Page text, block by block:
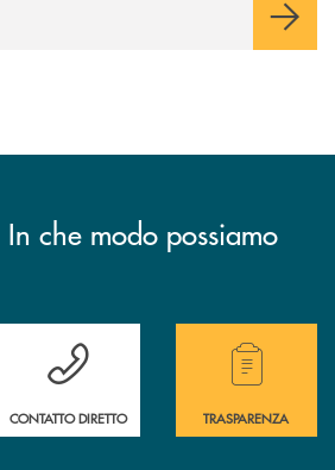
In che modo possiamo
di indirizzo, telefono e mail delle nostre
Hai bisogno di assistenza immediata?
CONTATTO DIRETTO
Hai bisogno di
TRASPARENZA